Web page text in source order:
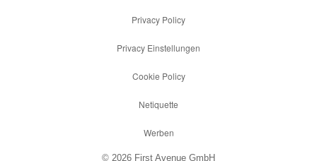
Privacy Policy
Privacy Einstellungen
Cookie Policy
Netiquette
Werben
© 2026 First Avenue GmbH